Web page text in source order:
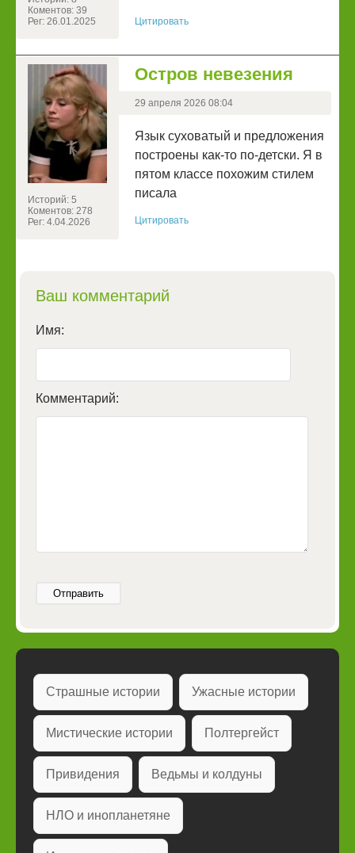
Коментов: 39
Рег: 26.01.2025
Цитировать
Историй: 5
Коментов: 278
Рег: 4.04.2026
Остров невезения
29 апреля 2026 08:04
Язык суховатый и предложения
построены как-то по-детски. Я в
пятом классе похожим стилем
писала
Цитировать
Ваш комментарий
Имя:
Комментарий:
Отправить
Страшные истории Ужасные истории
Мистические истории Полтергейст
Привидения Ведьмы и колдуны
НЛО и инопланетяне